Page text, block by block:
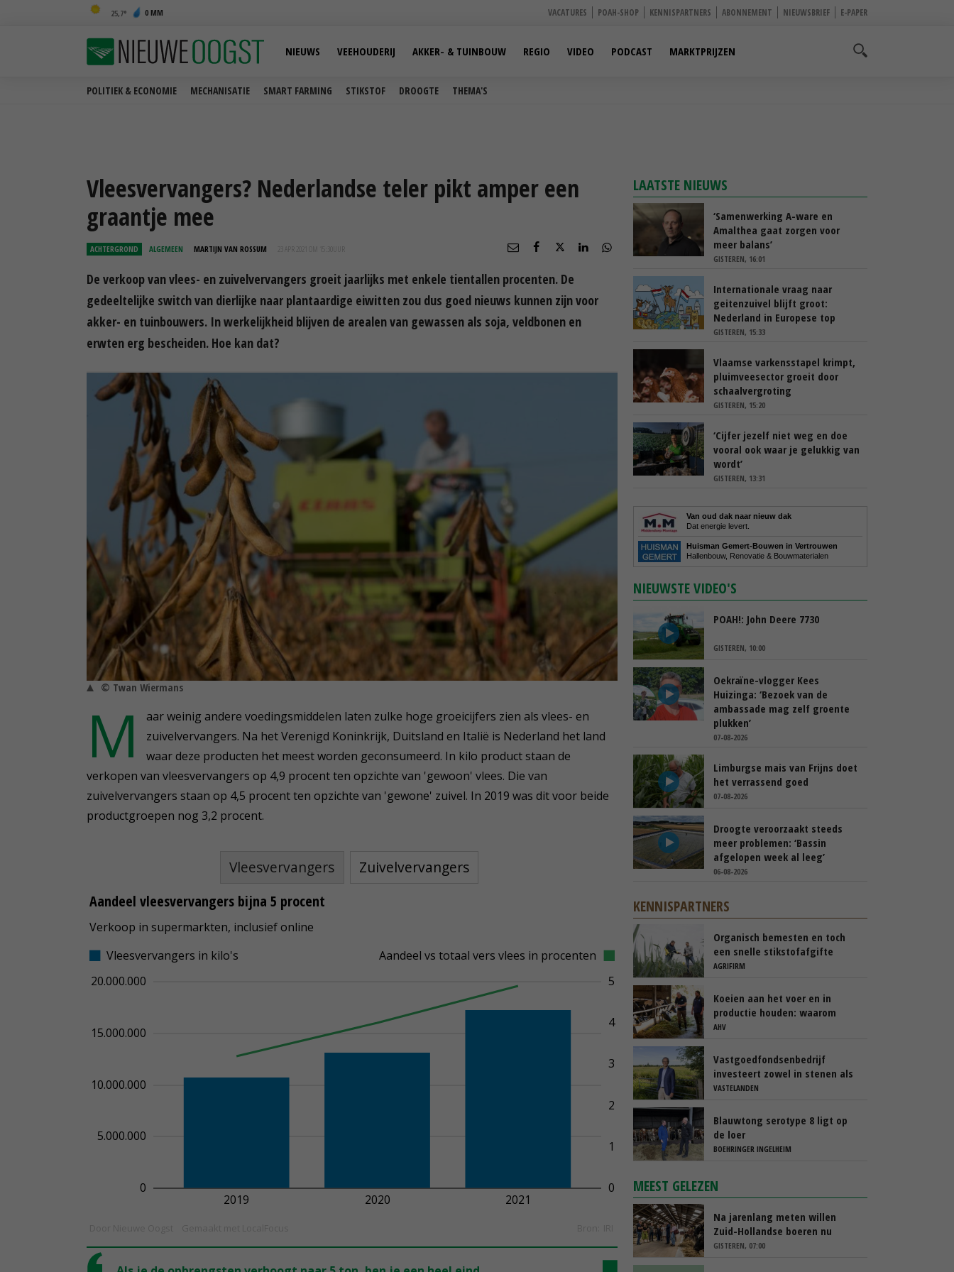
25,7 0 MM VACATURES POAH-SHOP KENNISPARTNERS ABONNEMENT NIEUWSBRIEF E-PAPER
POLITIEK & ECONOMIE MECHANISATIE SMART FARMING STIKSTOF DROOGTE THEMA'S
NIEUWS VEEHOUDERIJ AKKER- & TUINBOUW REGIO VIDEO PODCAST MARKTPRIJZEN
Vleesvervangers? Nederlandse teler pikt amper een
graantje mee
ACHTERGROND ALGEMEEN MARTIJN VAN ROSSUM 23 APR 2021 OM 15:30
De verkoop van vlees- en zuivelvervangers groeit jaarlijks met enkele tientallen procenten. De
gedeeltelijke switch van dierlijke naar plantaardige eiwitten zou dus goed nieuws kunnen zijn voor
akker- en tuinbouwers. In werkelijkheid blijven de arealen van gewassen als soja, veldbonen en
erwten erg bescheiden. Hoe kan dat?
© Twan Wiermans
M
aar weinig andere voedingsmiddelen laten zulke hoge groeicijfers zien als vlees- en
zuivelvervangers. Na het Verenigd Koninkrijk, Duitsland en Italië is Nederland het land
waar deze producten het meest worden geconsumeerd. In kilo product staan de
verkopen van vleesvervangers op 4,9 procent ten opzichte van 'gewoon' vlees. Die van
zuivelvervangers staan op 4,5 procent ten opzichte van 'gewone' zuivel. In 2019 was dit voor beide
productgroepen nog 3,2 procent.
LAATSTE NIEUWS
‘Samenwerking A-ware en
Amalthea gaat zorgen voor
meer balans’
GISTEREN, 16:01
Internationale vraag naar
geitenzuivel blijft groot:
Nederland in Europese top
GISTEREN, 15:33
Vlaamse varkensstapel krimpt,
pluimveesector groeit door
schaalvergroting
GISTEREN, 15:20
‘Cijfer jezelf niet weg en doe
vooral ook waar je gelukkig van
wordt’
GISTEREN, 13:31
Van oud dak naar nieuw dak
Dat energie levert.
Huisman Gemert-Bouwen in Vertrouwen
Hallenbouw, Renovatie & Bouwmaterialen
NIEUWSTE VIDEO'S
POAH!: John Deere 7730
GISTEREN, 10:00
Oekraïne-vlogger Kees
Huizinga: ‘Bezoek van de
ambassade mag zelf groente
plukken’
07-08-2026
Limburgse mais van Frijns doet
het verrassend goed
07-08-2026
Droogte veroorzaakt steeds
meer problemen: ‘Bassin
afgelopen week al leeg’
06-08-2026
KENNISPARTNERS
Organisch bemesten en toch
een snelle stikstofafgifte
AGRIFIRM
Koeien aan het voer en in
productie houden: waarom
‘immuunmodulatie’ belangrijk
AHV
Vastgoedfondsenbedrijf
investeert zowel in stenen als
in mensen
VASTELANDEN
Blauwtong serotype 8 ligt op
de loer
BOEHRINGER INGELHEIM
MEEST GELEZEN
Na jarenlang meten willen
Zuid-Hollandse boeren nu
erkenning
GISTEREN, 07:00